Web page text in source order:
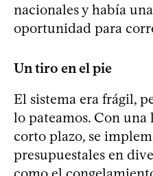
nacionales y había
oportunidad para
Un tiro en el pie
El sistema era frágil,
lo pateamos. Con una
corto plazo, se
presupuestales en